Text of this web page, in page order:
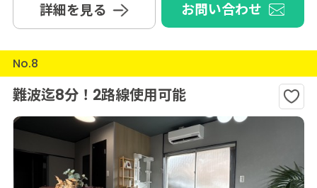
詳細を見る お問い合わせ
No.8
難波迄8分！2路線使用可能